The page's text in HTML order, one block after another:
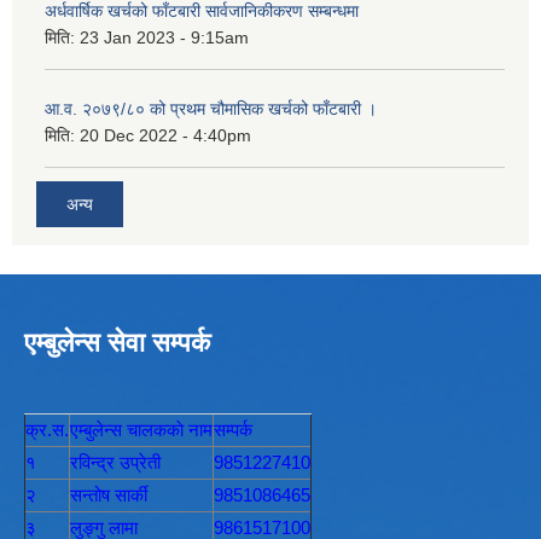
अर्धवार्षिक खर्चको फाँटबारी सार्वजानिकीकरण सम्बन्धमा
मिति: 23 Jan 2023 - 9:15am
आ.व. २०७९/८० को प्रथम चौमासिक खर्चको फाँटबारी ।
मिति: 20 Dec 2022 - 4:40pm
अन्य
एम्बुलेन्स सेवा सम्पर्क
क्र.स.एम्बुलेन्स चालककाे नामसम्पर्क
१
रविन्द्र उप्रेती
9851227410
२
सन्तोष सार्की
9851086465
३
लुङ्गु लामा 9861517100